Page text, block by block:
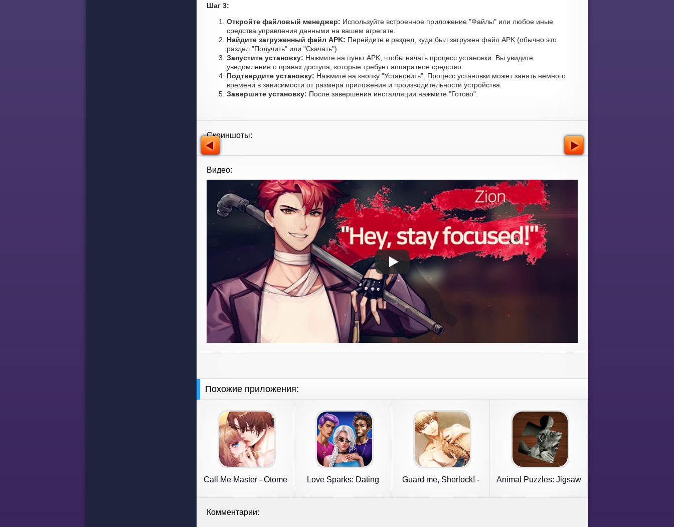
Шаг 3:
Откройте файловый менеджер: Используйте встроенное приложение "Файлы" или любое иные
средства управления данными на вашем агрегате.
Найдите загруженный файл APK: Перейдите в раздел, куда был загружен файл APK (обычно это
раздел "Получить" или "Скачать").
Запустите установку: Нажмите на пункт APK, чтобы начать процесс установки. Вы увидите
уведомление о правах доступа, которые требует аппаратное средство.
Подтвердите установку: Нажмите на кнопку "Установить". Процесс установки может занять немного
времени в зависимости от размера приложения и производительности устройства.
Завершите установку: После завершения инсталляции нажмите "Готово".
Скриншоты:
Видео:
Похожие приложения:
Call Me Master - Otome
Love Sparks: Dating
Guard me, Sherlock! -
Animal Puzzles: Jigsaw
Комментарии: